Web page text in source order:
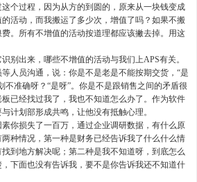
个过程，因为从方的到圆的，原来从一块钱变成
活动，而我搬运了多少次，增值了吗？如果不搬
。所有不增值的活动按道理都应该撇去掉。用这
别出来，哪些不增值的活动与我们上APS有关。
人员沟通，说：你是不是老是不能按期交货，“是
不准确呀？“是呀”。你是不是跟销售之间的矛盾很
已经找过我了，我也不知道怎么办了。作为软件
计划部形成共鸣，让他没有抵触心理。
你损失了一百万，通过企业调研数据，有什么原
种情况，第一种是财务已经告诉我了什么什么情
到地方解决呢；第二种是我不知道呀，到底怎么
下面也没有告诉我，要不是你告诉我还不知道什